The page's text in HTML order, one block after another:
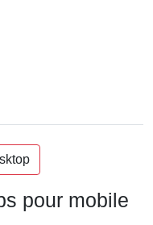
pour mobile